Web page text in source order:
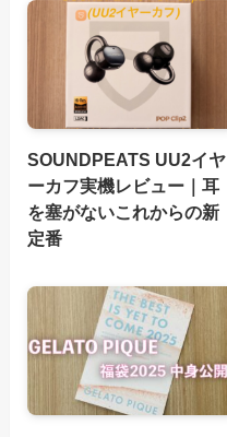
SOUNDPEATS UU2イヤ
ーカフ実機レビュー｜耳
を塞がないこれからの新
定番